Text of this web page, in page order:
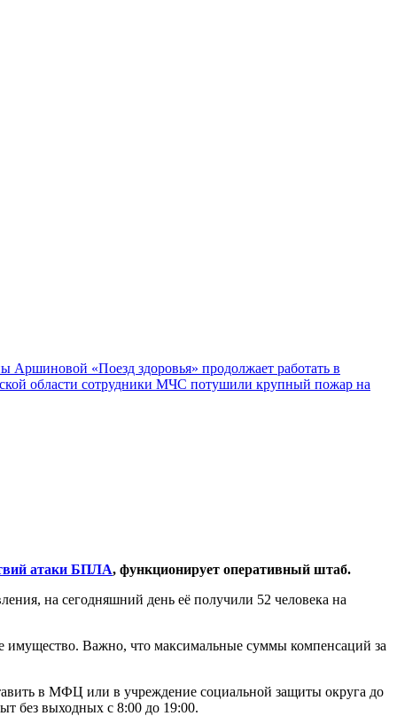
Аршиновой «Поезд здоровья» продолжает работать в
области сотрудники МЧС потушили крупный пожар на
атаки БПЛА, функционирует оперативный штаб.
на сегодняшний день её получили 52 человека на
имущество. Важно, что максимальные суммы компенсаций за
в МФЦ или в учреждение социальной защиты округа до
без выходных с 8:00 до 19:00.